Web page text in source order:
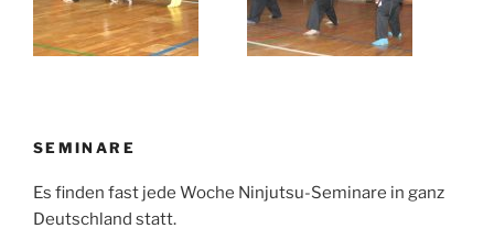
SEMINARE
Es finden fast jede Woche Ninjutsu-Seminare in ganz
Deutschland statt.